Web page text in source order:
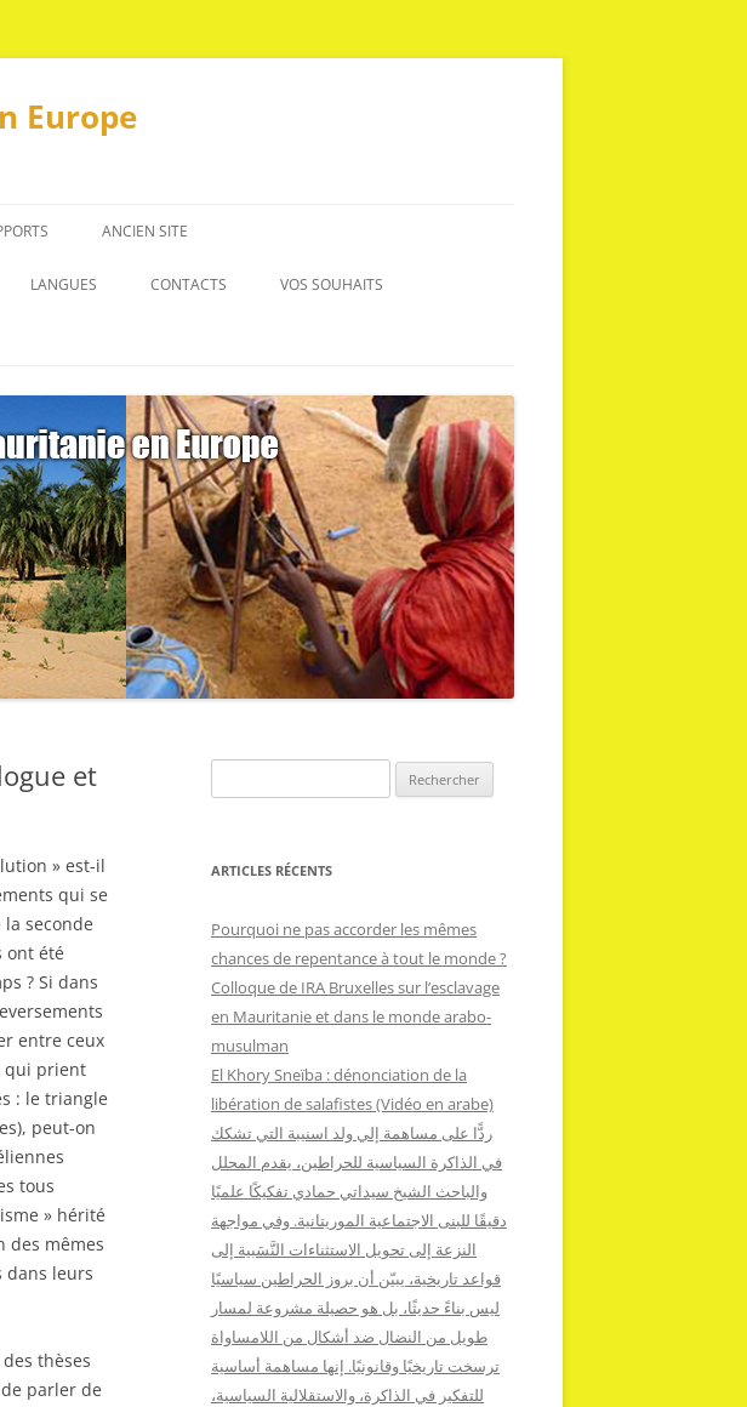
Europe
ANCIEN SITE
LANGUES CONTACTS VOS SOUHAITS
et
» est-il
qui se
seconde
ont été
? Si dans
entre ceux
qui prient
: le triangle
peut-on
tous
» hérité
des mêmes
dans leurs
thèses
parler de
e
h
r
h
:
ARTICLES RÉCENTS
Pourquoi ne pas accorder les mêmes
chances de repentance à tout le monde ?
Colloque de IRA Bruxelles sur l’esclavage
en Mauritanie et dans le monde arabo-
musulman
El Khory Sneïba : dénonciation de la
libération de salafistes (Vidéo en arabe)
ردًّا على مساهمة إلي ولد اسنيبة التي تشكك
في الذاكرة السياسية للحراطين، يقدم المحلل
والباحث الشيخ سيداتي حمادي تفكيكًا علميًا
دقيقًا للبنى الاجتماعية الموريتانية. وفي مواجهة
النزعة إلى تحويل الاستثناءات النَّسَبية إلى
قواعد تاريخية، يبيّن أن بروز الحراطين سياسيًا
ليس بناءً حديثًا، بل هو حصيلة مشروعة لمسار
طويل من النضال ضد أشكال من اللامساواة
ترسخت تاريخيًا وقانونيًا. إنها مساهمة أساسية
للتفكير في الذاكرة، والاستقلالية السياسية،